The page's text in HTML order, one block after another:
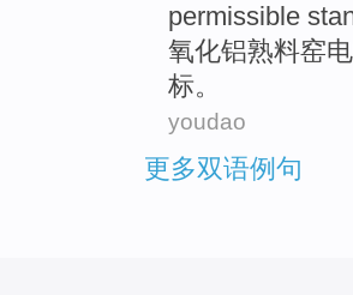
permissible
氧化铝熟料窑电
标。
youdao
更多双语例句